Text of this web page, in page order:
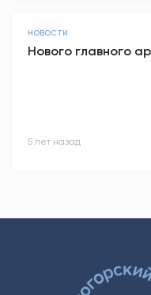
НОВОСТИ
Нового главного
5 лет назад